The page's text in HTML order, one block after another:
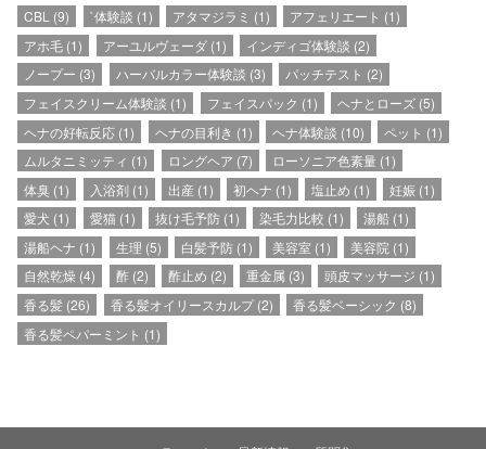
CBL (9) `体験談 (1) アタマジラミ (1) アフェリエート (1)
アホ毛 (1) アーユルヴェーダ(1) インディゴ体験談 (2)
ノープー (3) ハーバルカラー体験談 (3) パッチテスト (2)
フェイスクリーム体験談 (1) フェイスパック (1) ヘナとローズ(5)
ヘナの好転反応 (1) ヘナの目利き (1) ヘナ体験談 (10) ペット (1)
ムルタニミッティ (1) ロングヘア (7) ローソニア色素量(1)
体臭 (1) 入浴剤(1) 出産(1) 初ヘナ (1) 塩止め (1) 妊娠 (1)
愛犬 (1) 愛猫(1) 抜け毛予防(1) 染毛力比較 (1) 湯船 (1)
湯船ヘナ (1) 生理 (5) 白髪予防(1) 美容室 (1) 美容院 (1)
自然乾燥 (4) 酢(2) 酢止め (2) 重金属 (3) 頭皮マッサージ (1)
香る髪 (26) 香る髪オイリースカルプ(2) 香る髪ベーシック (8)
香る髪ペパーミント (1)